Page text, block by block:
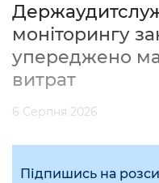
моніторингу
упереджено
витрат
6 Серпня 2026
Підпишись на